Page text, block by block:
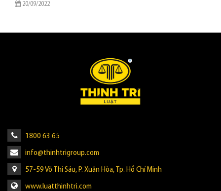
20/09/2022
1800 63 65
info@thinhtrigroup.com
57-59 Võ Thị Sáu, P. Xuân Hòa, Tp. Hồ Chí Minh
www.luatthinhtri.com